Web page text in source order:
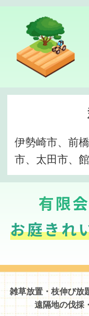
伊勢崎市、前
市、太田市、
有限
お庭きれ
雑草放置・枝伸び放
遠隔地の伐採